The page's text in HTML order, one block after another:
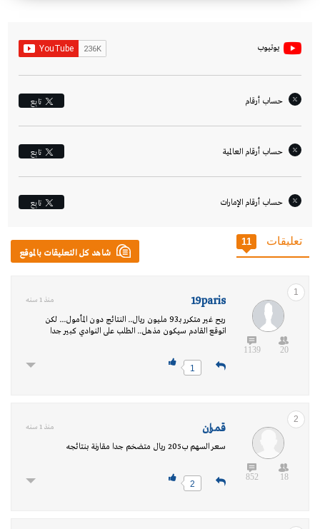
يوتيوب
حساب أرقام تابِع
حساب أرقام العالمية تابِع
حساب أرقام الإمارات‎ تابِع
شاهد كل التعليقات بالموقع
تعليقات 11
1
20
1139
19paris منذ 1 سنه
ربح غير متكرر بـ93 مليون ريال.. النتائج دون المأمول... لكن
اتوقع القادم سيكون مذهل.. الطلب على النوادي كبير جدا
1
2
18
852
قمران منذ 1 سنه
سعر السهم ب205 ريال متضخم جدا مقارنة بنتائجه
2